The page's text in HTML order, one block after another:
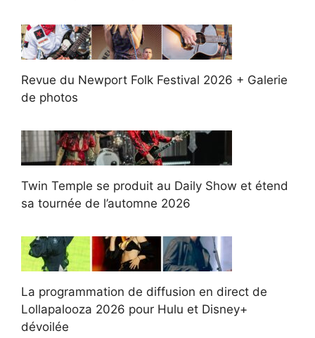
Revue du Newport Folk Festival 2026 + Galerie
de photos
Twin Temple se produit au Daily Show et étend
sa tournée de l’automne 2026
La programmation de diffusion en direct de
Lollapalooza 2026 pour Hulu et Disney+
dévoilée